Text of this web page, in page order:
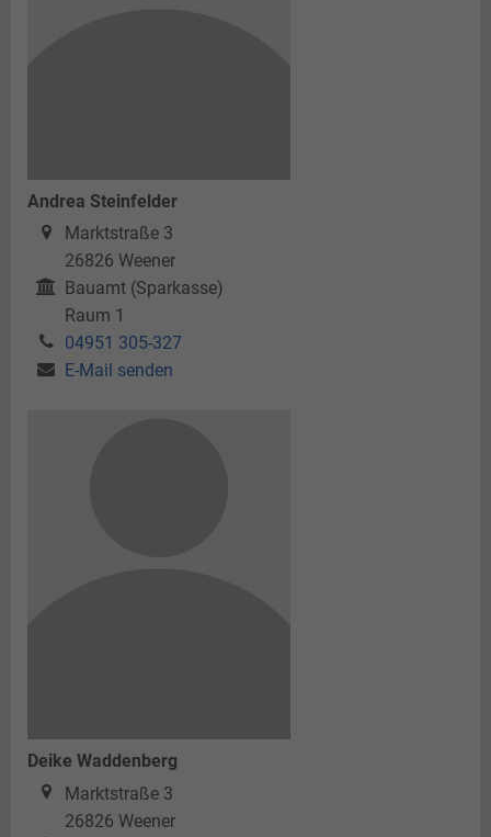
Andrea Steinfelder
Marktstraße 3
26826 Weener
Bauamt (Sparkasse)
Raum 1
04951 305-327
E-Mail senden
Deike Waddenberg
Marktstraße 3
26826 Weener